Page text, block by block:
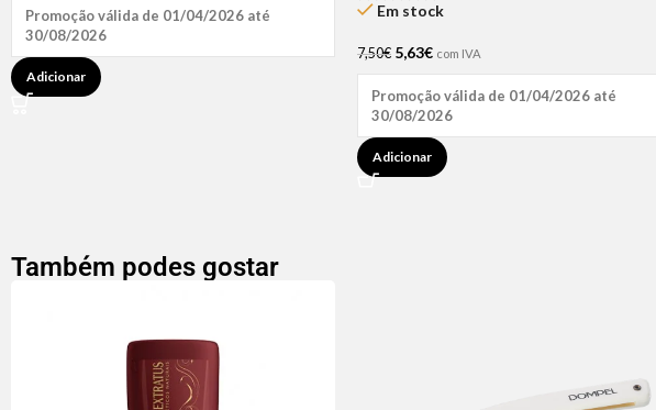
Promoção válida de 01/04/2026 até
30/08/2026
Adicionar
Em stock
7,50€ 5,63€ com IVA
Promoção válida de 01/04/2026 até
30/08/2026
Adicionar
Também podes gostar